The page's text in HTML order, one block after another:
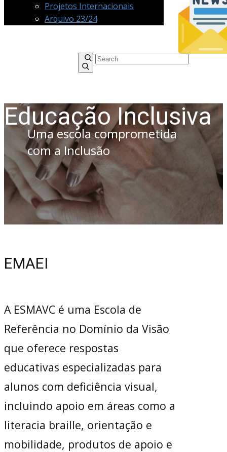
Projetos Internacionais
Arquivo 23/24
Educação Inclusiva
Uma escola comprometida
com a Inclusão
EMAEI
A ESMAVC é uma Escola de
Referência no Domínio da Visão
que oferece respostas
educativas especializadas para
alunos com deficiência visual,
incluindo apoio em áreas como a
literacia braille, orientação e
mobilidade, produtos de apoio e